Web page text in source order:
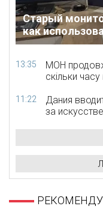
Старый
как
13:35
МОН
скільки
11:22
Дания
за